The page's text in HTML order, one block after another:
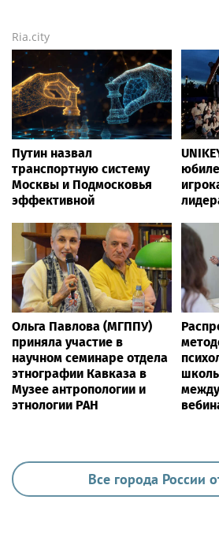
Ria.city
Путин назвал
транспортную систему
Москвы и Подмосковья
эффективной
Ольга Павлова (МГППУ)
приняла участие в
научном семинаре отдела
этнографии Кавказа в
Музее антропологии и
этнологии РАН
Все города России